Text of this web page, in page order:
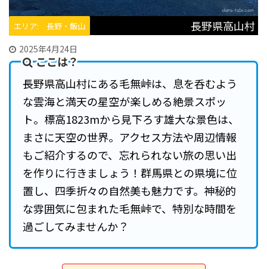
エリア: 長野・飯山 長野県高山村
2025年4月24日
ここは？
長野県高山村にある毛無峠は、息を呑むよう
な雲海と満天の星空が楽しめる絶景スポッ
ト。標高1823mから見下ろす雄大な景色は、
まさに天空の世界。アクセス方法や周辺情報
もご紹介するので、忘れられない旅の思い出
を作りに行きましょう！群馬県との県境に位
置し、四季折々の自然美も魅力です。神秘的
な雰囲気に包まれた毛無峠で、特別な時間を
過ごしてみませんか？